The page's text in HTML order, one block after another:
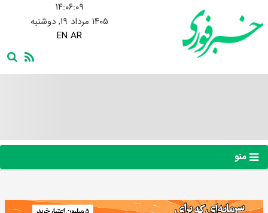
۱۴:۰۶:۰۹
۱۴۰۵ مرداد ۱۹, دوشنبه
EN AR
منو